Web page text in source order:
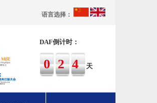
语言选择：
DAF倒计时：
024 天